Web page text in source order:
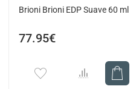
Brioni Brioni EDP Suave 60 ml
77.95€